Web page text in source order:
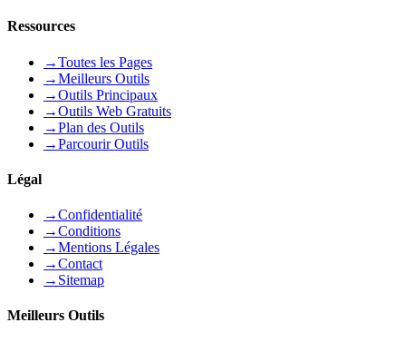
Ressources
→Toutes les Pages
→Meilleurs Outils
→Outils Principaux
→Outils Web Gratuits
→Plan des Outils
→Parcourir Outils
Légal
→Confidentialité
→Conditions
→Mentions Légales
→Contact
→ Sitemap
Meilleurs Outils